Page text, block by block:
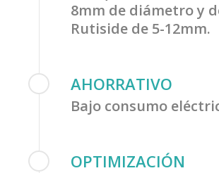
8mm de diámetro y
Rutiside de 5-12mm.
AHORRATIVO
Bajo consumo
OPTIMIZACIÓN